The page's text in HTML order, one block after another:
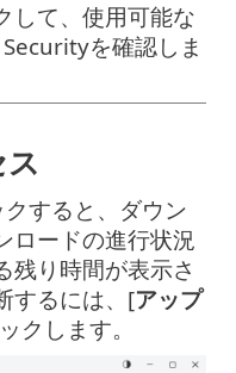
して、使用可能な
を確認しま
すると、ダウン
ロードの進行状況
残り時間が表示さ
するには、[アップ
クします。